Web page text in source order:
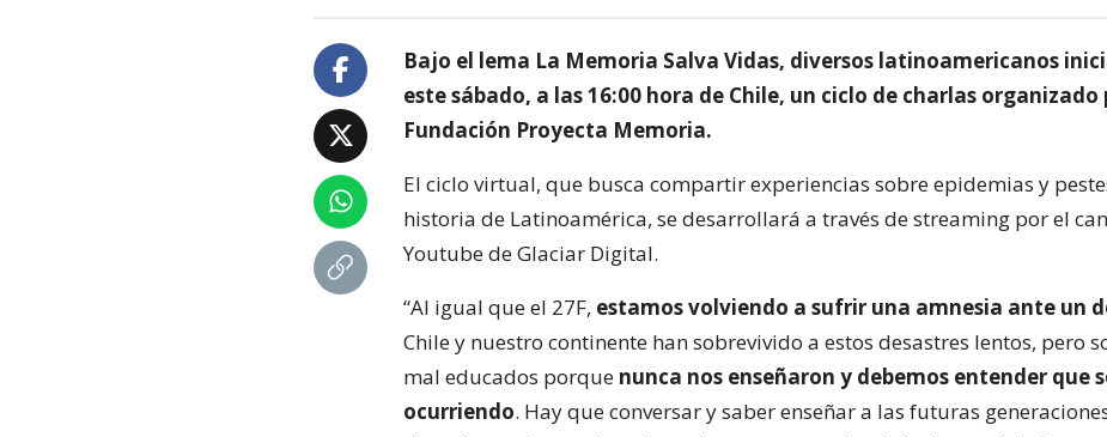
Bajo el lema La Memoria Salva Vidas, diversos latinoamericanos
este sábado, a las 16:00 hora de Chile, un ciclo de charlas organizado
Fundación Proyecta Memoria.
El ciclo virtual, que busca compartir experiencias sobre epidemias y
historia de Latinoamérica, se desarrollará a través de streaming por el
Youtube de Glaciar Digital.
“Al igual que el 27F, estamos volviendo a sufrir una amnesia ante un
Chile y nuestro continente han sobrevivido a estos desastres lentos, pero
mal educados porque nunca nos enseñaron y debemos entender que
ocurriendo. Hay que conversar y saber enseñar a las futuras